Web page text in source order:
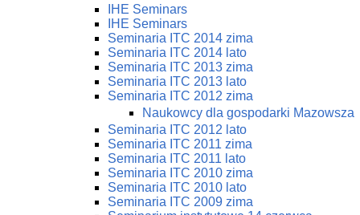
IHE Seminars
IHE Seminars
Seminaria ITC 2014 zima
Seminaria ITC 2014 lato
Seminaria ITC 2013 zima
Seminaria ITC 2013 lato
Seminaria ITC 2012 zima
Naukowcy dla gospodarki Mazowsza
Seminaria ITC 2012 lato
Seminaria ITC 2011 zima
Seminaria ITC 2011 lato
Seminaria ITC 2010 zima
Seminaria ITC 2010 lato
Seminaria ITC 2009 zima